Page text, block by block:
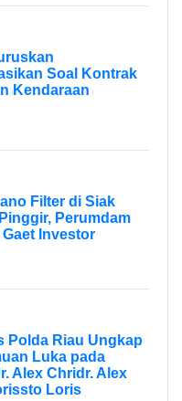
Soal Kontrak
Kendaraan
Filter di Siak
Perumdam
Investor
Polda Riau Ungkap
Luka pada
Alex Chridr. Alex
Loris